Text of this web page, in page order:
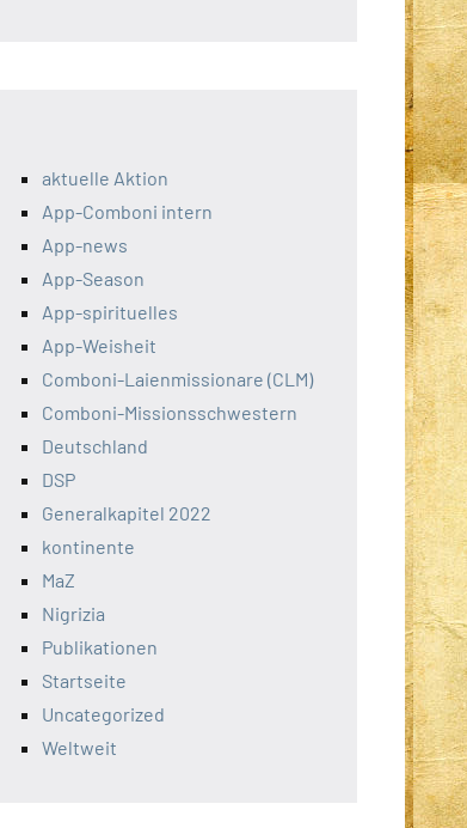
aktuelle Aktion
App-Comboni intern
App-news
App-Season
App-spirituelles
App-Weisheit
Comboni-Laienmissionare (CLM)
Comboni-Missionsschwestern
Deutschland
DSP
Generalkapitel 2022
kontinente
MaZ
Nigrizia
Publikationen
Startseite
Uncategorized
Weltweit